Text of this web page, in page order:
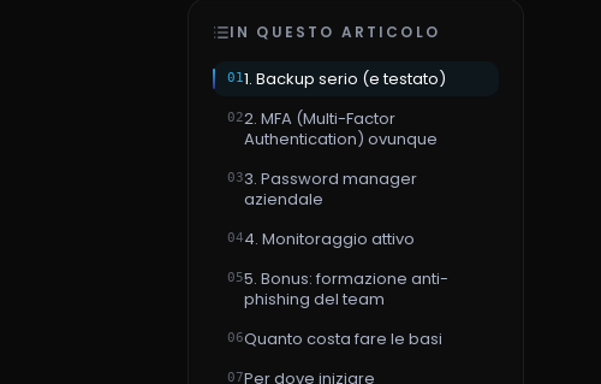
IN QUESTO ARTICOLO
011. Backup serio (e testato)
022. MFA (Multi-Factor
Authentication) ovunque
033. Password manager
aziendale
044. Monitoraggio attivo
055. Bonus: formazione anti-
phishing del team
06Quanto costa fare le basi
07Per dove iniziare